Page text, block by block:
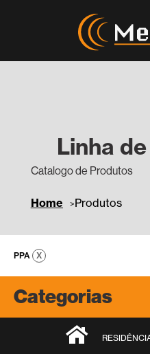
Linha
Catalogo de Produtos
Home Produtos
PPA
Categorias